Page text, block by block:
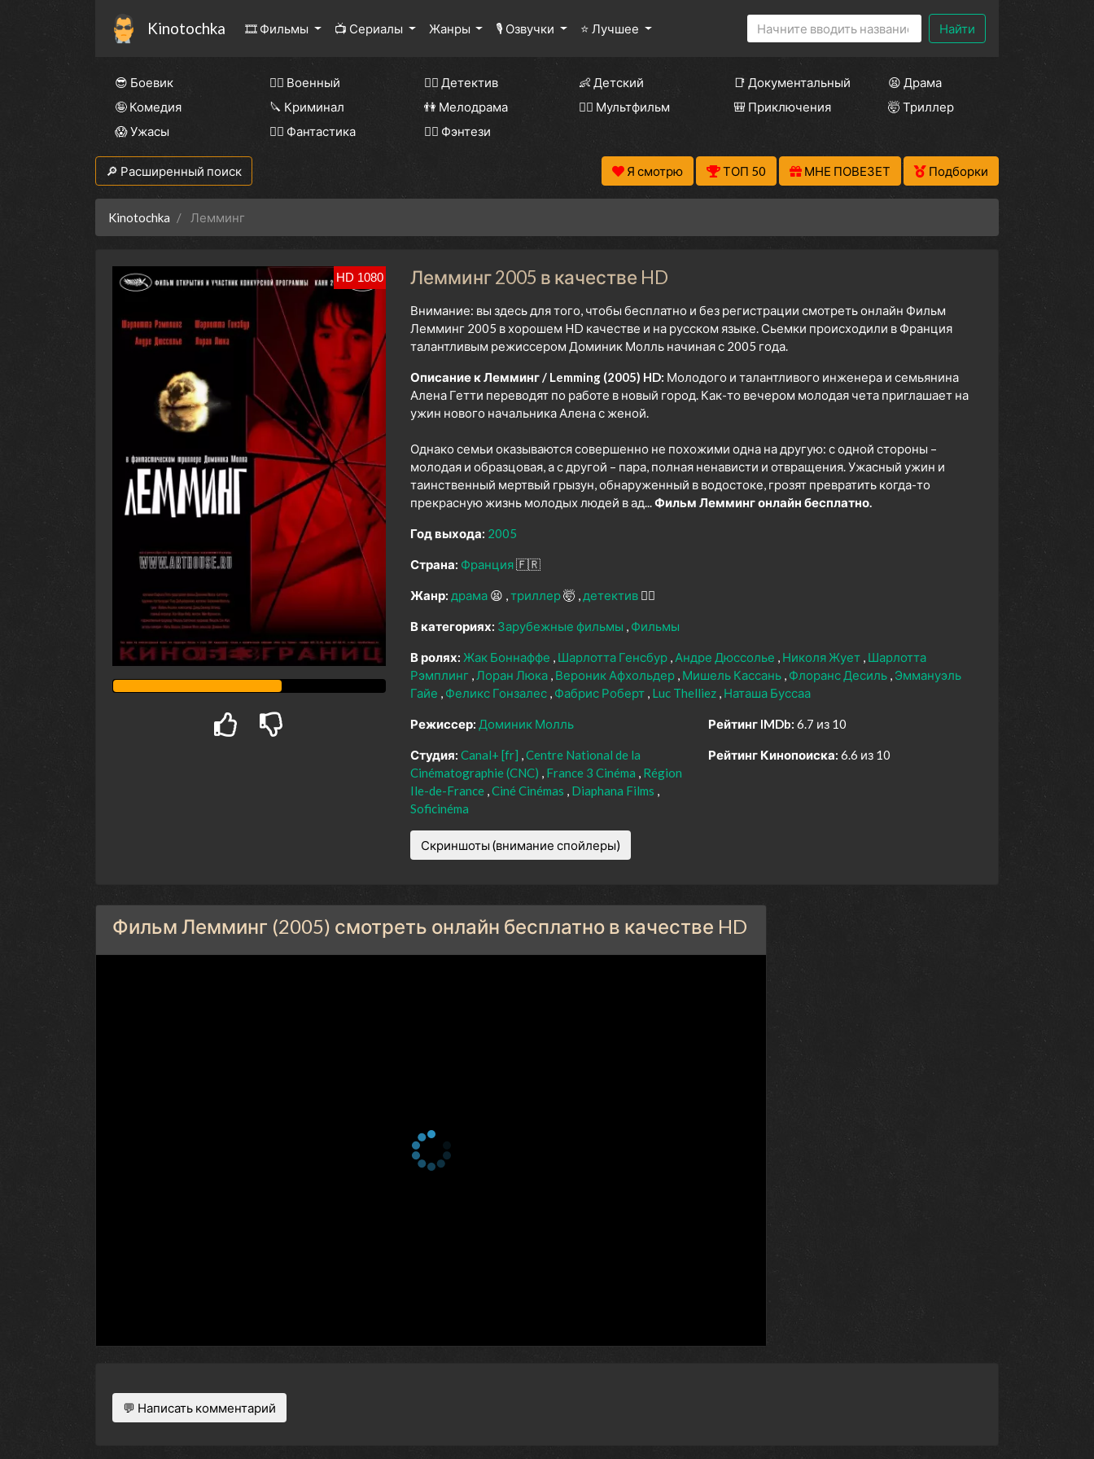
Kinotochka 🎞 Фильмы 📺 Сериалы Жанры 🎙 Озвучки ⭐ Лучшее Найти
😎 Боевик 👨‍✈️ Военный 🕵️‍♂️ Детектив 👶 Детский 📑 Документальный
😫 Драма
🤪 Комедия
🔪 Криминал 👫 Мелодрама 🧚‍♀️ Мультфильм 🎒 Приключения
🤯 Триллер
😱 Ужасы
🧙‍♀️ Фантастика 🧝‍♂️ Фэнтези
🔎 Расширенный поиск Я смотрю ТОП 50 МНЕ ПОВЕЗЕТ Подборки
Kinotochka Лемминг
HD 1080 Лемминг 2005 в качестве HD
Внимание: вы здесь для того, чтобы бесплатно и без регистрации смотреть онлайн Фильм
Лемминг 2005 в хорошем HD качестве и на русском языке. Сьемки происходили в Франция
талантливым режиссером Доминик Молль начиная с 2005 года.
Описание к Лемминг / Lemming (2005) HD: Молодого и талантливого инженера и семьянина
Алена Гетти переводят по работе в новый город. Как-то вечером молодая чета приглашает на
ужин нового начальника Алена с женой.
Однако семьи оказываются совершенно не похожими одна на другую: с одной стороны –
молодая и образцовая, а с другой – пара, полная ненависти и отвращения. Ужасный ужин и
таинственный мертвый грызун, обнаруженный в водостоке, грозят превратить когда-то
прекрасную жизнь молодых людей в ад...Фильм Лемминг онлайн бесплатно.
Год выхода: 2005
Страна: Франция🇫🇷
Жанр: драма 😫 триллер🤯 детектив 🕵️‍♂️
В категориях: Зарубежные фильмы Фильмы
В ролях: Жак Боннаффе Шарлотта Генсбур Андре Дюссолье Николя Жует Шарлотта
Рэмплинг Лоран Люка Вероник Афхольдер Мишель Кассань Флоранс Десиль Эммануэль
Гайе
Феликс Гонзалес Фабрис Роберт Luc Thelliez Наташа Буссаа
Режиссер: Доминик Молль
Студия: Canal+ [fr]
Centre National de la
Cinématographie (CNC)
France 3 Cinéma
Région
Ile-de-France Ciné Cinémas
Diaphana Films
Soficinéma
Рейтинг IMDb: 6.7 из 10
Рейтинг Кинопоиска: 6.6 из 10
Скриншоты (внимание спойлеры)
Фильм Лемминг (2005) смотреть онлайн бесплатно в качестве HD
💬 Написать комментарий